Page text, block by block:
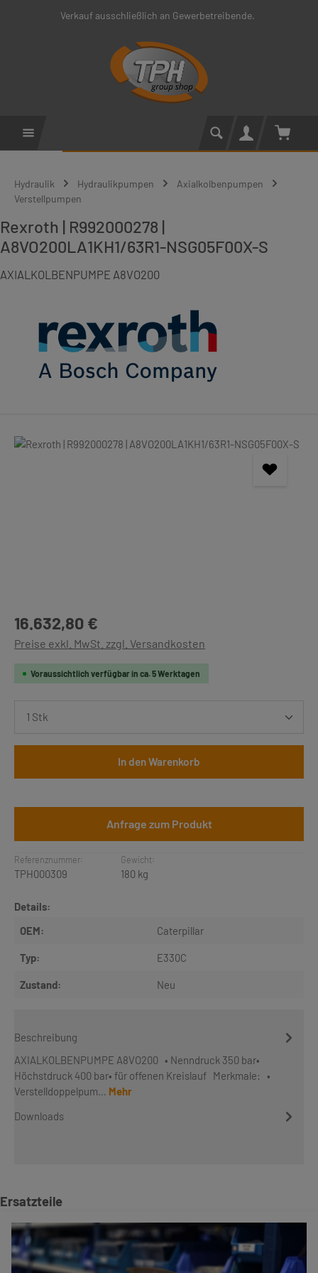
Zum Hauptinhalt springenVerkauf ausschließlich an Gewerbetreibende.
Hydraulik Hydraulikpumpen
Axialkolbenpumpen
Verstellpumpen
Rexroth | R992000278 |
A8VO200LA1KH1/63R1-NSG05F00X-S
AXIALKOLBENPUMPE A8VO200
Bildergalerie überspringen
Regulärer Preis:
16.632,80 €
Preise exkl. MwSt. zzgl. Versandkosten
Voraussichtlich verfügbar in ca. 5 Werktagen
In den Warenkorb
Anfrage zum Produkt
Referenznummer:
TPH000309
Gewicht:
180 kg
Details:
OEM:
Caterpillar
Typ: E330C
Zustand: Neu
Beschreibung
AXIALKOLBENPUMPE A8VO200 • Nenndruck 350 bar•
Höchstdruck 400 bar• für offenen Kreislauf Merkmale: •
Verstelldoppelpum… Mehr
Downloads
Produktgalerie überspringen
Ersatzteile